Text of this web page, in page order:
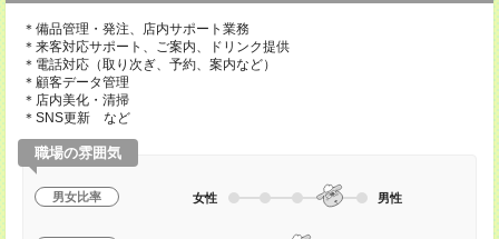
＊備品管理・発注、店内サポート業務
＊来客対応サポート、ご案内、ドリンク提供
＊電話対応（取り次ぎ、予約、案内など）
＊顧客データ管理
＊店内美化・清掃
＊SNS更新 など
職場の雰囲気
男女比率 女性 男性